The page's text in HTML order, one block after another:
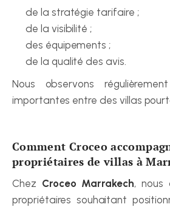
de la stratégie tarifaire ;
de la visibilité ;
des équipements ;
de la qualité des avis.
Nous observons
importantes entre des villas
Comment Croceo
propriétaires de villas à
Chez Croceo Marrakech, nous
propriétaires souhaitant